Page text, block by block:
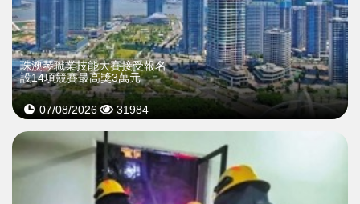
珠澳琴職業技能大賽接受報名
設14項競賽最高獎3萬元
07/08/2026 31984